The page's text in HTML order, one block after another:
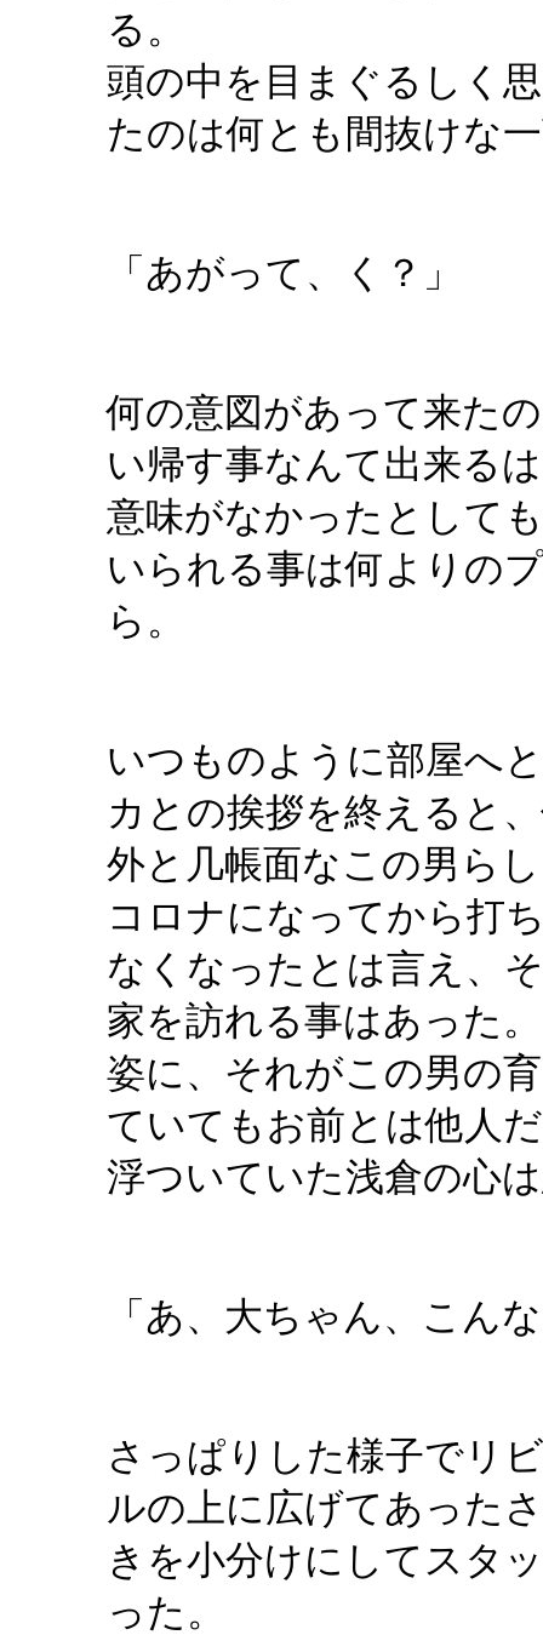
る。
頭の中を目まぐるしく
たのは何とも間抜けな
「あがって、く？」
何の意図があって来た
い帰す事なんて出来る
意味がなかったとして
いられる事は何よりの
ら。
いつものように部屋へ
カとの挨拶を終えると
外と几帳面なこの男ら
コロナになってから打
なくなったとは言え、
家を訪れる事はあった
姿に、それがこの男の
ていてもお前とは他人
浮ついていた浅倉の心
「あ、大ちゃん、こん
さっぱりした様子でリ
ルの上に広げてあった
きを小分けにしてスタ
った。